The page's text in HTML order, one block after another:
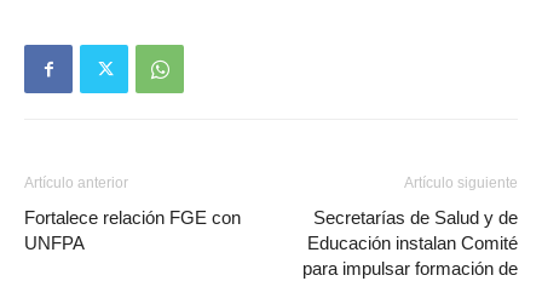
Artículo anterior
Fortalece relación FGE con
UNFPA
Artículo siguiente
Secretarías de Salud y de
Educación instalan Comité
para impulsar formación de